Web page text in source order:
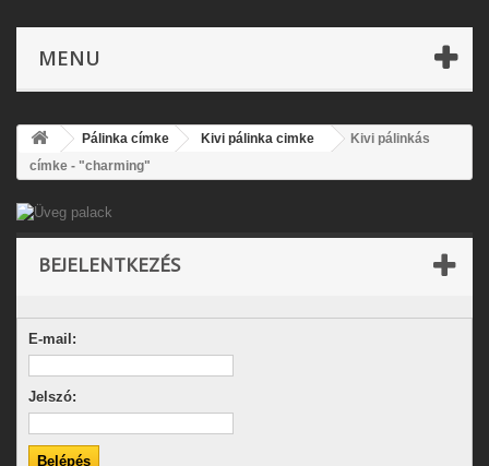
MENU
Pálinka címke Kivi pálinka cimke
Kivi pálinkás
címke - "charming"
BEJELENTKEZÉS
E-mail:
Jelszó: